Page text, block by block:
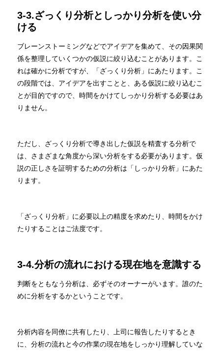
3-3.ざっくり分析としっかり分析を使い分
ける
ブレーンストーミングなどでアイデアを集めて、その因果関
係を整理していくつかの仮説に絞り込むことがあります。こ
れは確かに分析ですが、「ざっくり分析」にあたります。こ
の段階では、アイデアを出すことと、ある仮説に絞り込むこ
とが目的ですので、時間をかけてしっかり分析する必要はあ
りません。
ただし、ざっくり分析で導き出した仮説を精査する分析で
は、さまざまな角度から深い分析をする必要があります。仮
説の正しさを証明するための分析は「しっかり分析」にあた
ります。
「ざっくり分析」に必要以上の精度を求めたり、時間をかけ
たりすることはご法度です。
3-4.分析の流れにおける現在地を意識する
判断をともなう分析は、必ずそのオーナーがいます。誰のた
めに分析をするかということです。
分析内容を同僚に共有したり、上司に報告したりするとき
に、分析の流れと今の作業の現在地をしっかり理解していな